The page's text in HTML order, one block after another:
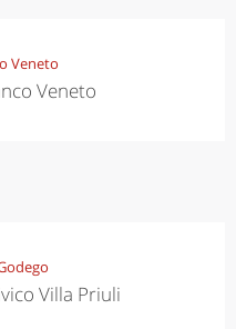
Veneto
Veneto
Villa Priuli